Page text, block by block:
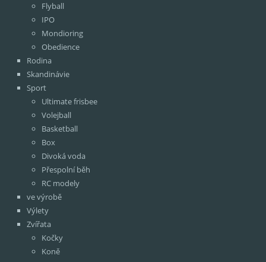
Flyball
IPO
Mondioring
Obedience
Rodina
Skandinávie
Sport
Ultimate frisbee
Volejball
Basketball
Box
Divoká voda
Přespolní běh
RC modely
ve výrobě
Výlety
Zvířata
Kočky
Koně